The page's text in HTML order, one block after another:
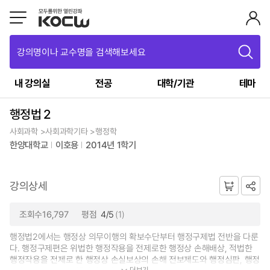
강의명이나 교수명을 검색해보세요
내 강의실 전공 대학/기관 테마
행정법 2
사회과학 >사회과학기타 >행정학
한양대학교 이호용 2014년 1학기
강의상세
조회수16,797 평점 4/5 (1)
행정법2에서는 행정상 의무이행의 확보수단부터 행정구제법 전반을 다룬
다. 행정구제편은 위법한 행정작용을 전제로한 행정상 손해배상, 적법한
행정작용을 전제로 한 행정상 손실보상의 손해 전보제도와 행정심판, 행정